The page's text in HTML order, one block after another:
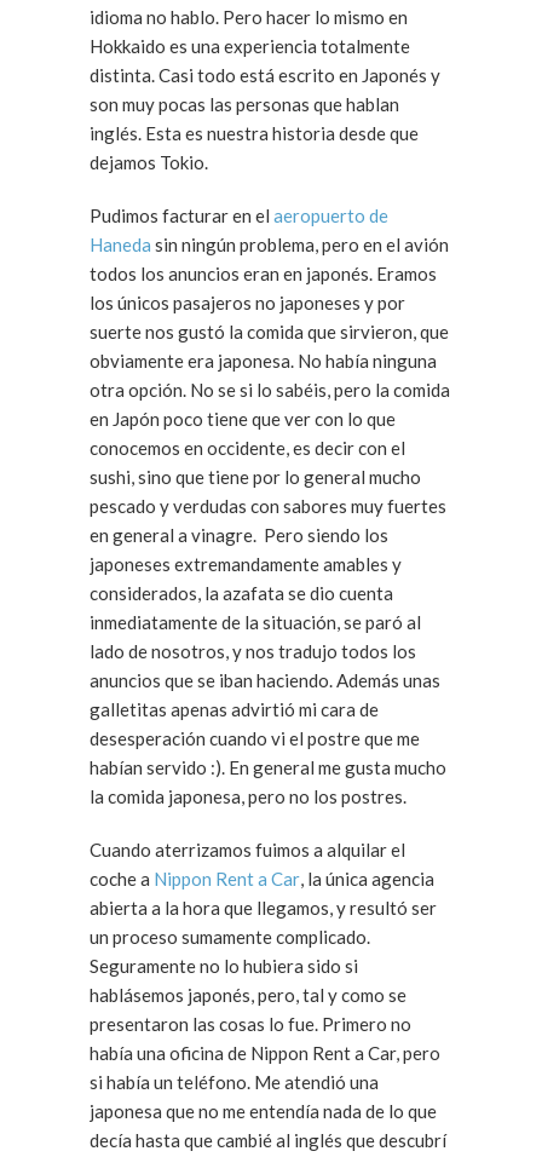
idioma no hablo. Pero hacer lo mismo en
Hokkaido es una experiencia totalmente
distinta. Casi todo está escrito en Japonés y
son muy pocas las personas que hablan
inglés. Esta es nuestra historia desde que
dejamos Tokio.
Pudimos facturar en el aeropuerto de
Haneda sin ningún problema, pero en el avión
todos los anuncios eran en japonés. Eramos
los únicos pasajeros no japoneses y por
suerte nos gustó la comida que sirvieron, que
obviamente era japonesa. No había ninguna
otra opción. No se si lo sabéis, pero la comida
en Japón poco tiene que ver con lo que
conocemos en occidente, es decir con el
sushi, sino que tiene por lo general mucho
pescado y verdudas con sabores muy fuertes
en general a vinagre. Pero siendo los
japoneses extremandamente amables y
considerados, la azafata se dio cuenta
inmediatamente de la situación, se paró al
lado de nosotros, y nos tradujo todos los
anuncios que se iban haciendo. Además unas
galletitas apenas advirtió mi cara de
desesperación cuando vi el postre que me
habían servido :). En general me gusta mucho
la comida japonesa, pero no los postres.
Cuando aterrizamos fuimos a alquilar el
coche a Nippon Rent a Car, la única agencia
abierta a la hora que llegamos, y resultó ser
un proceso sumamente complicado.
Seguramente no lo hubiera sido si
hablásemos japonés, pero, tal y como se
presentaron las cosas lo fue. Primero no
había una oficina de Nippon Rent a Car, pero
si había un teléfono. Me atendió una
japonesa que no me entendía nada de lo que
decía hasta que cambié al inglés que descubrí